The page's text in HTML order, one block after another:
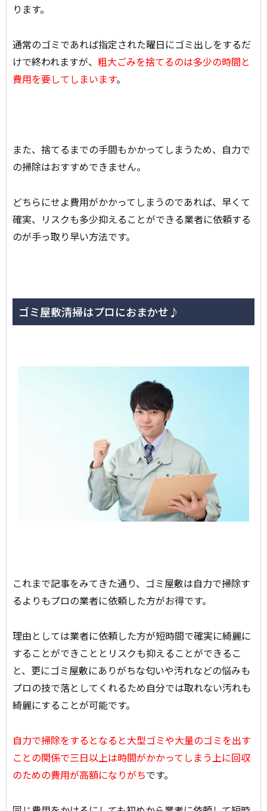
ります。
通常のゴミであれば指定された曜日にゴミ出しをするだ
けで終われますが、 粗大ごみを捨てるのは多少の時間と
費用を要してしまいます。
また、捨てるまでの手間もかかってしまうため、自力で
の掃除はおすすめできません。
どちらにせよ費用がかかってしまうのであれば、早くて
確実、リスクも多少抑えることができる業者に依頼する
のが手っ取り早い方法です。
ゴミ屋敷清掃はプロにおまかせ♪
これまで記事をみてきた通り、ゴミ屋敷は自力で掃除す
るよりもプロの業者に依頼した方がお得です。
理由としては業者に依頼した方が短時間で確実に綺麗に
することができこととリスクも抑えることができるこ
と、更にゴミ屋敷にありがちな匂いや汚れなどの悩みも
プロの技で落としてくれるため自分では取れない汚れも
綺麗にすることが可能です。
自力で掃除をするとなると大型ゴミや大量のゴミを出す
ことの関係で三日以上は時間がかかってしまう上に回収
のための費用が高額になりがちです。